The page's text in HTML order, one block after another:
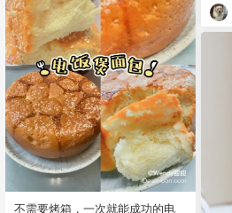
不需要烤箱，一次就能成功的电